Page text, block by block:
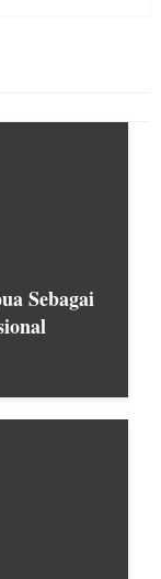
Sebagai